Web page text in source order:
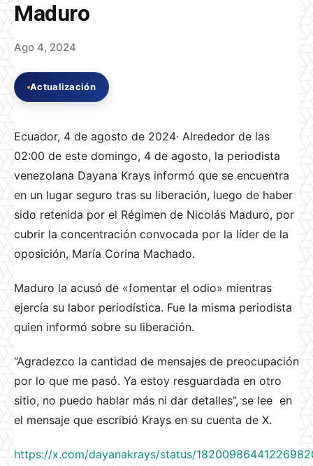
Maduro
Ago 4, 2024
Actualización
Ecuador, 4 de agosto de 2024· Alrededor de las
02:00 de este domingo, 4 de agosto, la periodista
venezolana Dayana Krays informó que se encuentra
en un lugar seguro tras su liberación, luego de haber
sido retenida por el Régimen de Nicolás Maduro, por
cubrir la concentración convocada por la líder de la
oposición, María Corina Machado.
Maduro la acusó de «fomentar el odio» mientras
ejercía su labor periodística. Fue la misma periodista
quien informó sobre su liberación.
“Agradezco la cantidad de mensajes de preocupación
por lo que me pasó. Ya estoy resguardada en otro
sitio, no puedo hablar más ni dar detalles”, se lee en
el mensaje que escribió Krays en su cuenta de X.
https://x.com/dayanakrays/status/